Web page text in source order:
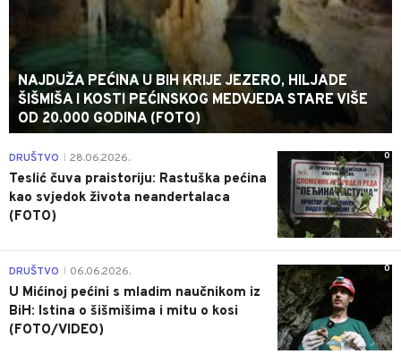
NAJDUŽA PEĆINA U BIH KRIJE JEZERO, HILJADE
ŠIŠMIŠA I KOSTI PEĆINSKOG MEDVJEDA STARE VIŠE
OD 20.000 GODINA (FOTO)
0
DRUŠTVO 28.06.2026.
Teslić čuva praistoriju: Rastuška pećina
kao svjedok života neandertalaca
(FOTO)
0
DRUŠTVO 06.06.2026.
U Mićinoj pećini s mladim naučnikom iz
BiH: Istina o šišmišima i mitu o kosi
(FOTO/VIDEO)